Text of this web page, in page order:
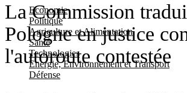
Economie
Politique
Agriculture et Alimentation
Santé
Technologies
Energie, Environnement et Transport
Défense
La Commission
Pologne en justice
l'autoroute contestée